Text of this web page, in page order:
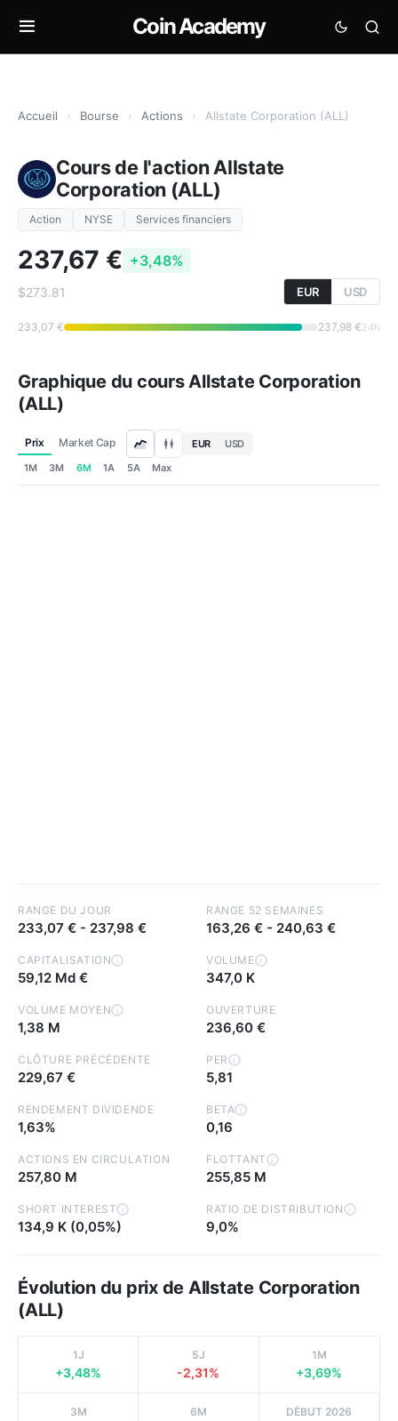
Coin Academy
Accueil › Bourse › Actions › Allstate Corporation (ALL)
Cours de l'action Allstate
Corporation (ALL)
Action NYSE Services financiers
237,67 € +3,48%
$273.81 EUR USD
233,07 € 237,98 €24h
Graphique du cours Allstate Corporation
(ALL)
Prix Market Cap EUR
USD
1M
3M 6M 1A 5A Max
RANGE DU JOUR
233,07 € - 237,98 €
RANGE 52 SEMAINES
163,26 € - 240,63 €
CAPITALISATION i
59,12 Md €
VOLUME i
347,0 K
VOLUME MOYEN i
1,38 M
OUVERTURE
236,60 €
CLÔTURE PRÉCÉDENTE
229,67 €
PER i
5,81
RENDEMENT DIVIDENDE
1,63%
BETA i
0,16
ACTIONS EN CIRCULATION
257,80 M
FLOTTANT i
255,85 M
SHORT INTEREST i
134,9 K (0,05%)
RATIO DE DISTRIBUTION i
9,0%
Évolution du prix de Allstate Corporation
(ALL)
1J
+3,48%
5J
-2,31%
1M
+3,69%
3M 6M DÉBUT 2026